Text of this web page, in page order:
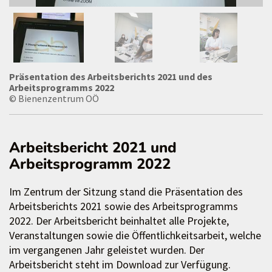
Präsentation des Arbeitsberichts 2021 und des
Arbeitsprogramms 2022
© Bienenzentrum OÖ
Arbeitsbericht 2021 und
Arbeitsprogramm 2022
Im Zentrum der Sitzung stand die Präsentation des
Arbeitsberichts 2021 sowie des Arbeitsprogramms
2022. Der Arbeitsbericht beinhaltet alle Projekte,
Veranstaltungen sowie die Öffentlichkeitsarbeit, welche
im vergangenen Jahr geleistet wurden. Der
Arbeitsbericht steht im Download zur Verfügung.